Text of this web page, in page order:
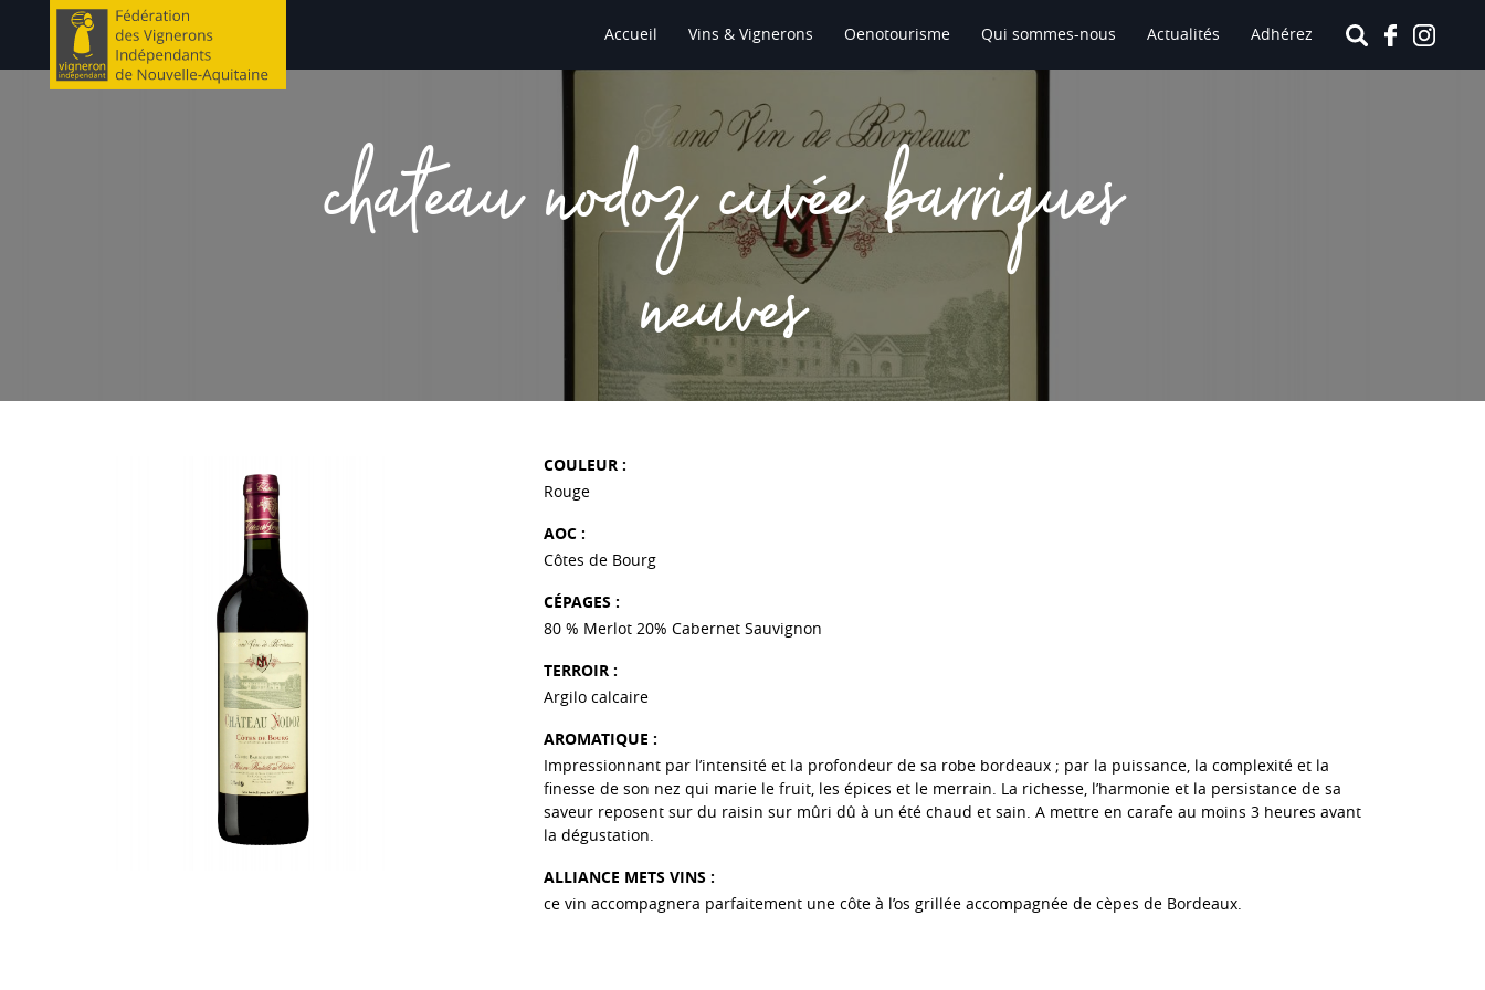
Accueil Vins & Vignerons Oenotourisme Qui sommes-nous Actualités Adhérez
chateau nodoz cuvée barriques
neuves
COULEUR :
Rouge
AOC :
Côtes de Bourg
CÉPAGES :
80 % Merlot 20% Cabernet Sauvignon
TERROIR :
Argilo calcaire
AROMATIQUE :
Impressionnant par l’intensité et la profondeur de sa robe bordeaux ; par la puissance, la complexité et la
finesse de son nez qui marie le fruit, les épices et le merrain. La richesse, l’harmonie et la persistance de sa
saveur reposent sur du raisin sur mûri dû à un été chaud et sain. A mettre en carafe au moins 3 heures avant
la dégustation.
ALLIANCE METS VINS :
ce vin accompagnera parfaitement une côte à l’os grillée accompagnée de cèpes de Bordeaux.